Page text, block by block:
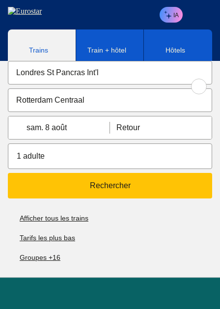
Aller au contenu principal
IA
Trains Train + hôtel Hôtels
sam. 8 août Retour
1 adulte
Rechercher
Afficher tous les trains
Tarifs les plus bas
Groupes +16